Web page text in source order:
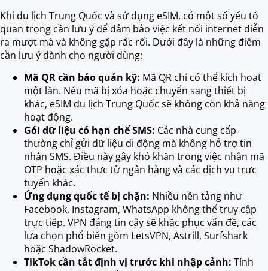
Khi du lịch Trung Quốc và sử dụng eSIM, có một số yếu tố
quan trọng cần lưu ý để đảm bảo việc kết nối internet diễn
ra mượt mà và không gặp rắc rối. Dưới đây là những điểm
cần lưu ý dành cho người dùng:
Mã QR cần bảo quản kỹ: Mã QR chỉ có thể kích hoạt
một lần. Nếu mã bị xóa hoặc chuyển sang thiết bị
khác, eSIM du lịch Trung Quốc sẽ không còn khả năng
hoạt động.
Gói dữ liệu có hạn chế SMS: Các nhà cung cấp
thường chỉ gửi dữ liệu di động mà không hỗ trợ tin
nhắn SMS. Điều này gây khó khăn trong việc nhận mã
OTP hoặc xác thực từ ngân hàng và các dịch vụ trực
tuyến khác.
Ứng dụng quốc tế bị chặn: Nhiều nền tảng như
Facebook, Instagram, WhatsApp không thể truy cập
trực tiếp. VPN đáng tin cậy sẽ khắc phục vấn đề, các
lựa chọn phổ biến gồm LetsVPN, Astrill, Surfshark
hoặc ShadowRocket.
TikTok cần tắt định vị trước khi nhập cảnh: Tính